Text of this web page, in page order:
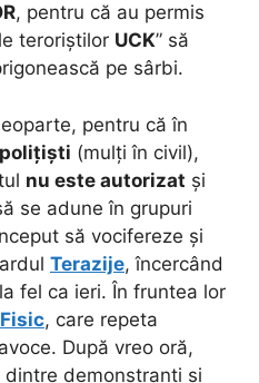
, pentru că au permis
teroriștilor UCK” să
pe sârbi.
pentru că în
polițiști (mulți în civil),
nu este autorizat și
se adune în grupuri
să vocifereze și
Terazije, încercând
fel ca ieri. În fruntea lor
, care repeta
După vreo oră,
dintre demonstranți și